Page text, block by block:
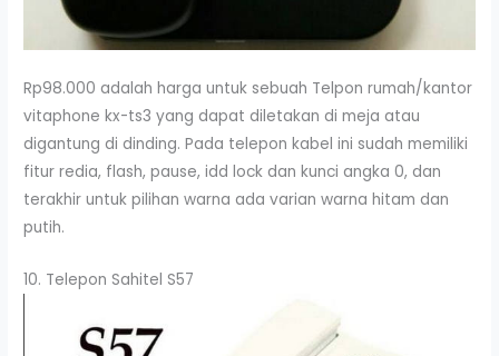
Rp98.000 adalah harga untuk sebuah Telpon rumah/kantor
vitaphone kx-ts3 yang dapat diletakan di meja atau
digantung di dinding. Pada telepon kabel ini sudah memiliki
fitur redia, flash, pause, idd lock dan kunci angka 0, dan
terakhir untuk pilihan warna ada varian warna hitam dan
putih.
10. Telepon Sahitel S57